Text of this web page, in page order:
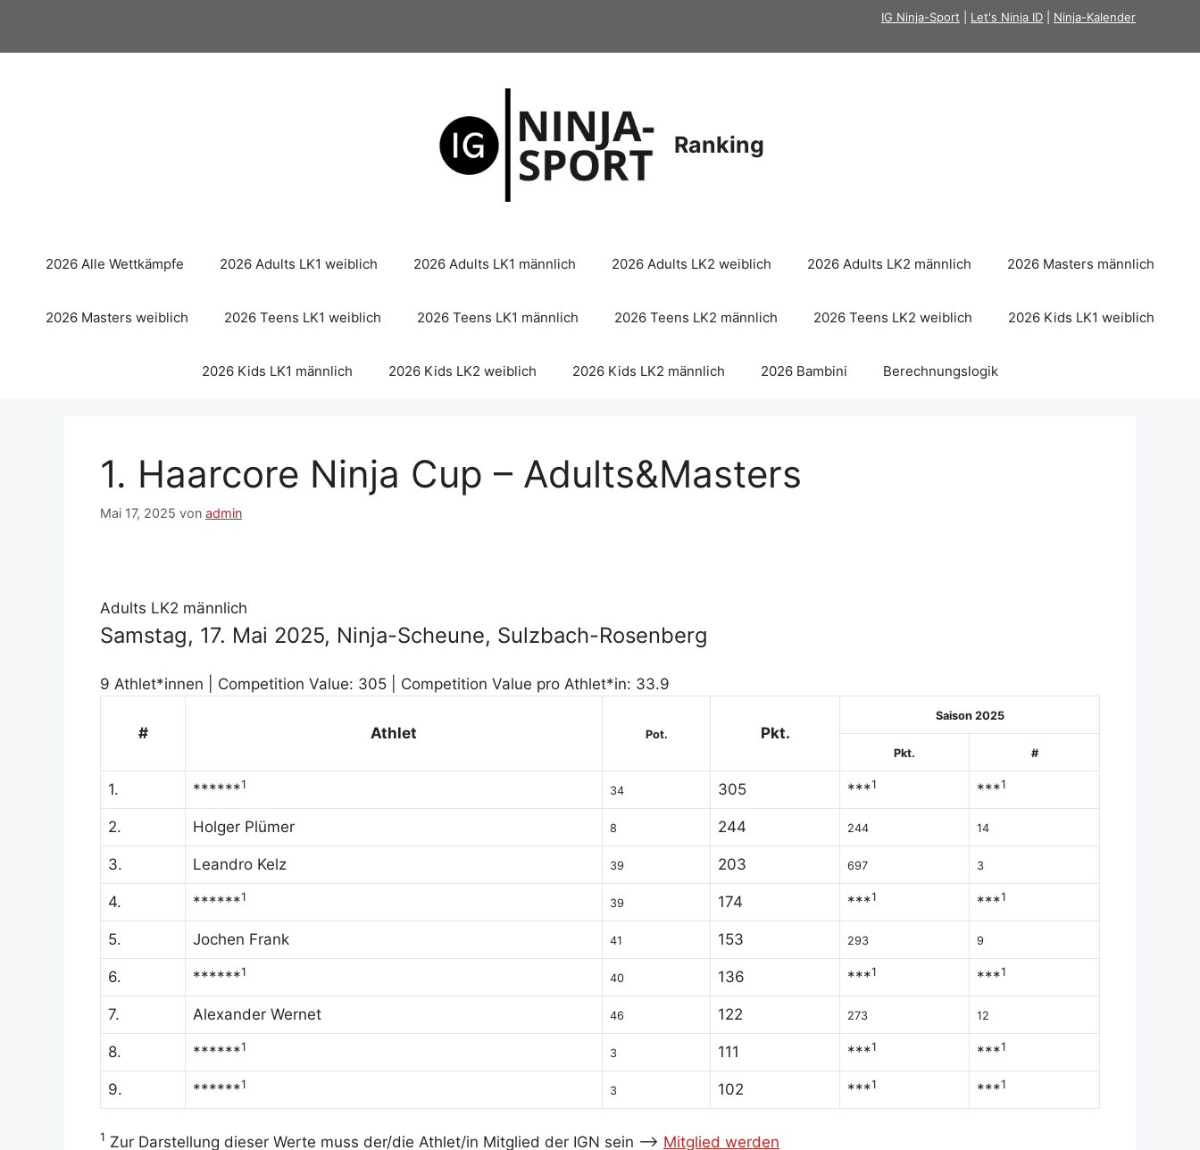
springen
IG Ninja-Sport Let's Ninja ID Ninja-Kalender
Ranking
2026 Alle Wettkämpfe 2026 Adults LK1 weiblich 2026 Adults LK1 männlich 2026 Adults LK2 weiblich 2026 Adults LK2 männlich 2026 Masters männlich
2026 Masters weiblich 2026 Teens LK1 weiblich 2026 Teens LK1 männlich 2026 Teens LK2 männlich 2026 Teens LK2 weiblich 2026 Kids LK1 weiblich
2026 Kids LK1 männlich 2026 Kids LK2 weiblich 2026 Kids LK2 männlich 2026 Bambini Berechnungslogik
1. Haarcore Ninja Cup – Adults&Masters
Mai 17, 2025 von admin
Adults LK2 männlich
Samstag, 17. Mai 2025, Ninja-Scheune, Sulzbach-Rosenberg
9 Athlet*innen | Competition Value: 305 | Competition Value pro Athlet*in: 33.9
# Athlet Pot. Pkt.
Saison 2025
Pkt. #
1. ******1 34 305 ***1 ***1
2. Holger Plümer 8 244 244 14
3. Leandro Kelz 39 203 697 3
4. ******1 39 174 ***1 ***1
5. Jochen Frank 41 153 293 9
6. ******1 40 136 ***1 ***1
7. Alexander Wernet 46 122 273 12
8. ******1 3 111 ***1 ***1
9. ******1 3 102 ***1 ***1
1 Zur Darstellung dieser Werte muss der/die Athlet/in Mitglied der IGN sein --> Mitglied werden